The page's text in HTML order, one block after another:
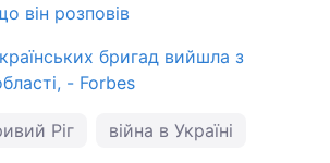
він розповів
бригад вийшла з
- Forbes
Ріг війна в Україні